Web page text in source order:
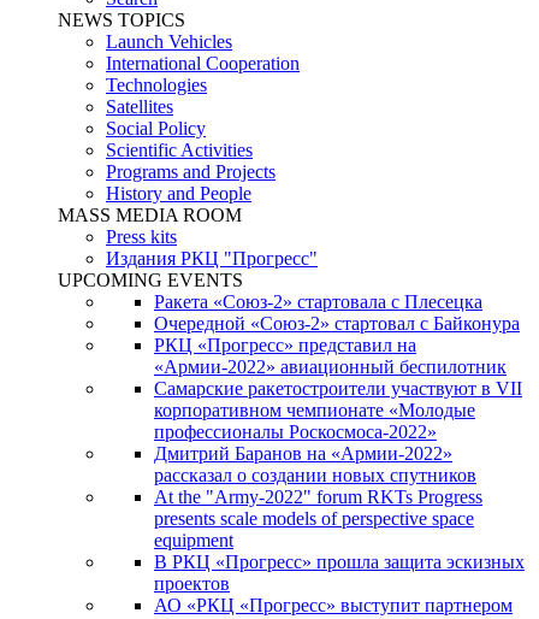
NEWS TOPICS
Launch Vehicles
International Cooperation
Technologies
Satellites
Social Policy
Scientific Activities
Programs and Projects
History and People
MASS MEDIA ROOM
Press kits
Издания РКЦ "Прогресс"
UPCOMING EVENTS
Ракета «Союз-2» стартовала с Плесецка
Очередной «Союз-2» стартовал с Байконура
РКЦ «Прогресс» представил на
«Армии-2022» авиационный беспилотник
Самарские ракетостроители участвуют в VII
корпоративном чемпионате «Молодые
профессионалы Роскосмоса-2022»
Дмитрий Баранов на «Армии-2022»
рассказал о создании новых спутников
At the "Army-2022" forum RKTs Progress
presents scale models of perspective space
equipment
В РКЦ «Прогресс» прошла защита эскизных
проектов
АО «РКЦ «Прогресс» выступит партнером